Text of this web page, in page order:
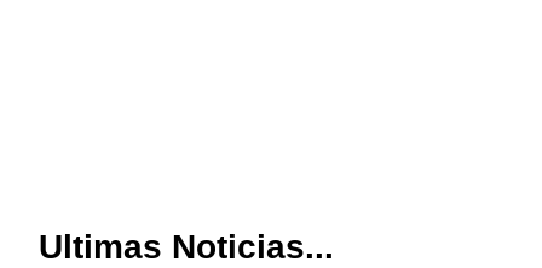
Ultimas Noticias...